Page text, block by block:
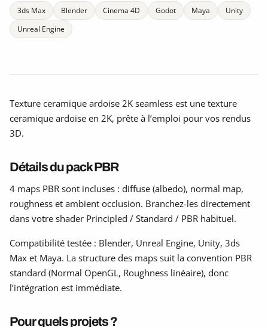
3ds Max Blender Cinema 4D Godot Maya
Unity
Unreal Engine
Texture ceramique ardoise 2K seamless est une texture
ceramique ardoise en 2K, prête à l’emploi pour vos rendus
3D.
Détails du pack PBR
4 maps PBR sont incluses : diffuse (albedo), normal map,
roughness et ambient occlusion. Branchez-les directement
dans votre shader Principled / Standard / PBR habituel.
Compatibilité testée : Blender, Unreal Engine, Unity, 3ds
Max et Maya. La structure des maps suit la convention PBR
standard (Normal OpenGL, Roughness linéaire), donc
l’intégration est immédiate.
Pour quels projets ?